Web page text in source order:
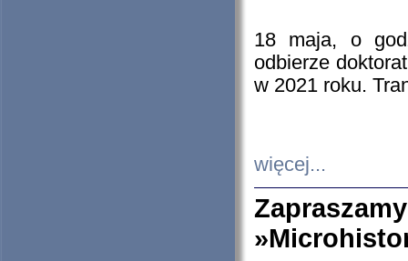
18 maja, o
odbierze
w 2021 roku.
więcej...